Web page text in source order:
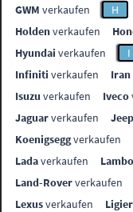
GWM verkaufen H
Holdenverkaufen
Hyundai verkaufen I
Infiniti verkaufen
Isuzu verkaufen Iveco
Jaguarverkaufen Jeep
Koenigseggverkaufen
Ladaverkaufen
Land-Roververkaufen
Lexusverkaufen Ligier